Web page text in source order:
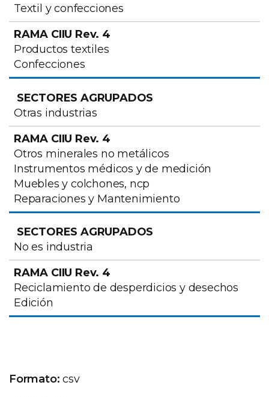
Textil y confecciones
Productos textiles
Confecciones
Otras industrias
Otros minerales no metálicos
Instrumentos médicos y de medición
Muebles y colchones, ncp
Reparaciones y Mantenimiento
No es industria
Reciclamiento de desperdicios y desechos
Edición
Formato: csv